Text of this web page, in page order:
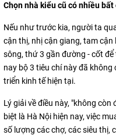
Chọn nhà kiểu cũ có nhiều bất
Nếu như trước kia, người ta
cận thị, nhị cận giang, tam
sông, thứ 3 gần đường - cốt
nay bộ 3 tiêu chí này đã
triển kinh tế hiện tại.
Lý giải về điều này, "không
biệt là Hà Nội hiện nay, việc
số lượng các chợ, các siêu thị,